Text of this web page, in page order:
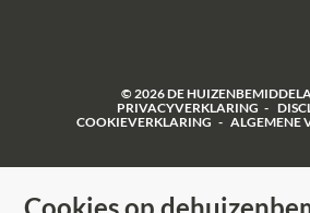
© 2026DE
PRIVACYVERKLARING
COOKIEVERKLARING
ALGEMENE